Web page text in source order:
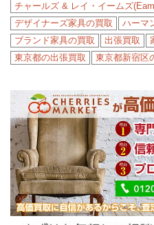
チャールズ & レイ・イームズ
デザイナーズ家具の買取
ハーマ
ブランド家具の買取
出張買取
東京都の出張買取
東京都新宿区